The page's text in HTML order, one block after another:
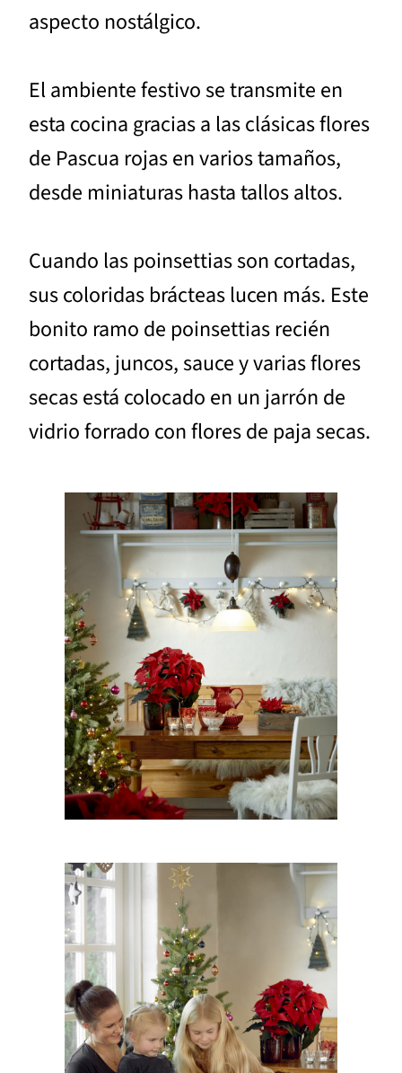
aspecto nostálgico.
El ambiente festivo se transmite en
esta cocina gracias a las clásicas flores
de Pascua rojas en varios tamaños,
desde miniaturas hasta tallos altos.
Cuando las poinsettias son cortadas,
sus coloridas brácteas lucen más. Este
bonito ramo de poinsettias recién
cortadas, juncos, sauce y varias flores
secas está colocado en un jarrón de
vidrio forrado con flores de paja secas.